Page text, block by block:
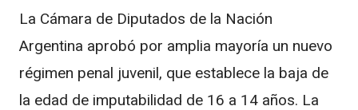
La Cámara de Diputados de la Nación
Argentina aprobó por amplia mayoría un nuevo
régimen penal juvenil, que establece la baja de
la edad de imputabilidad de 16 a 14 años. La